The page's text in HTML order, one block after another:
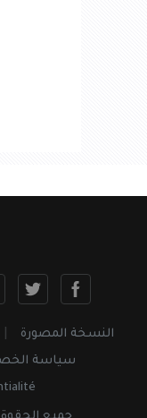
النسخة المصورة
سياسة